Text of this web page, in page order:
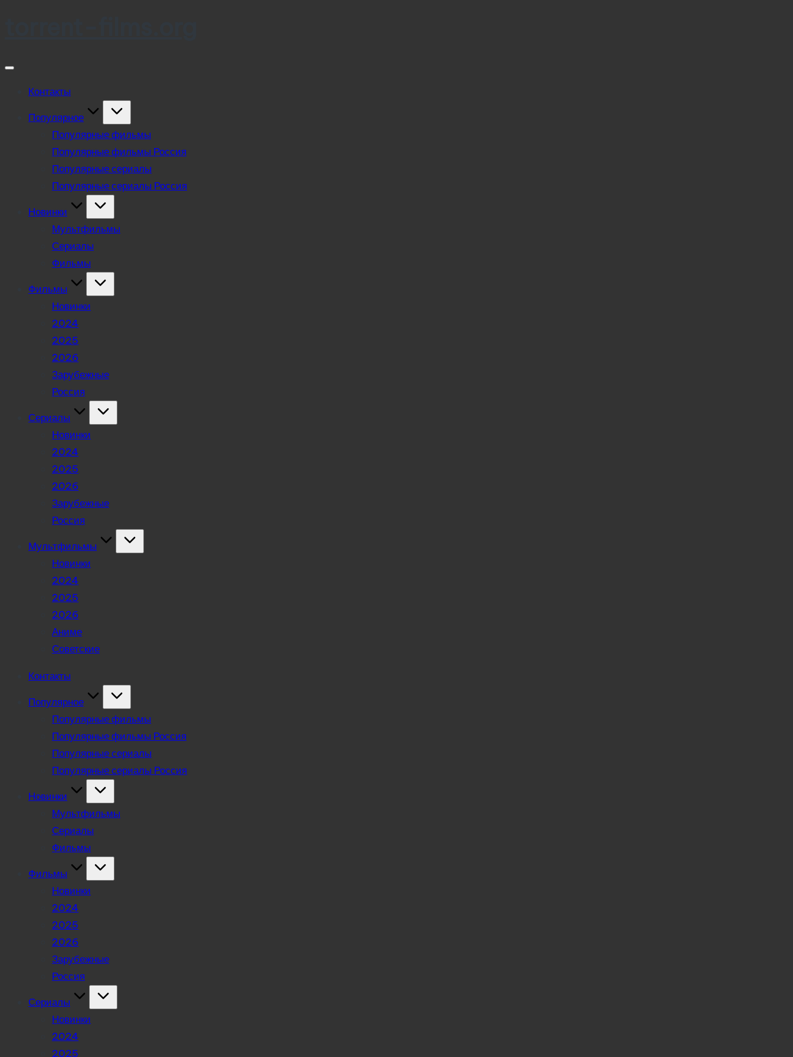
Контакты
Популярное
Популярные фильмы
Популярные фильмы Россия
Популярные сериалы
Популярные сериалы Россия
Новинки
Мультфильмы
Сериалы
Фильмы
Фильмы
Новинки
2024
2025
2026
Зарубежные
Россия
Сериалы
Новинки
2024
2025
2026
Зарубежные
Россия
Мультфильмы
Новинки
2024
2025
2026
Аниме
Советские
Контакты
Популярное
Популярные фильмы
Популярные фильмы Россия
Популярные сериалы
Популярные сериалы Россия
Новинки
Мультфильмы
Сериалы
Фильмы
Фильмы
Новинки
2024
2025
2026
Зарубежные
Россия
Сериалы
Новинки
2024
2025